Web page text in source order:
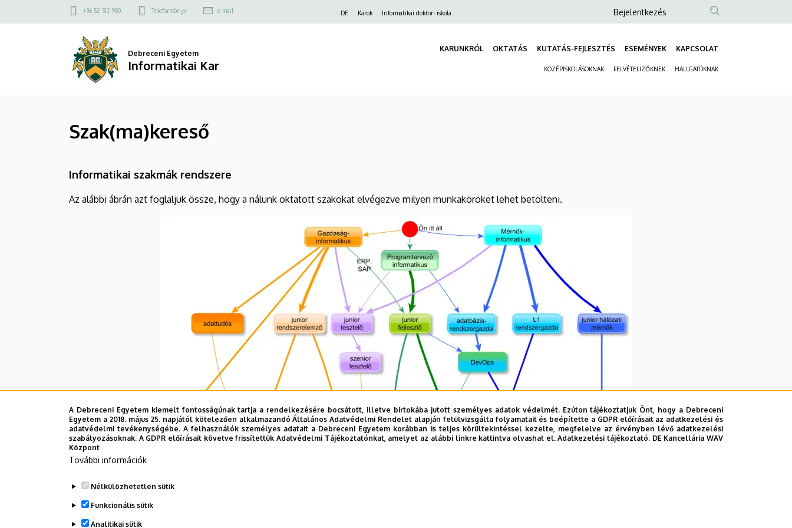
Szak(ma)kereső
Informatikai
a
Felső
menü
+36 52 512 900 Telefonkönyv e-mail DE Karok Informatikai doktori iskola
Anonim
fiók
menüje
Bejelentkezés
Debreceni Egyetem
Informatikai Kar
KARUNKRÓL OKTATÁS KUTATÁS-FEJLESZTÉS ESEMÉNYEK KAPCSOLAT
KÖZÉPISKOLÁSOKNAK FELVÉTELIZŐKNEK HALLGATÓKNAK
Szak(ma)kereső
Informatikai szakmák rendszere
Az alábbi ábrán azt foglaljuk össze, hogy a nálunk oktatott szakokat elvégezve milyen munkaköröket lehet betölteni.
Informatikus mint hiányszakma?
A Debreceni Egyetem kiemelt fontosságúnak tartja a rendelkezésére bocsátott, illetve birtokába jutott személyes adatok védelmét. Ezúton tájékoztatjuk Önt, hogy a Debreceni
Egyetem a 2018. május 25. napjától kötelezően alkalmazandó Általános Adatvédelmi Rendelet alapján felülvizsgálta folyamatait és beépítette a GDPR előírásait az adatkezelési és
adatvédelmi tevékenységébe. A felhasználók személyes adatait a Debreceni Egyetem korábban is teljes körültekintéssel kezelte, megfelelve az érvényben lévő adatkezelési
szabályozásoknak. A GDPR előírásait követve frissítettük Adatvédelmi Tájékoztatónkat, amelyet az alábbi linkre kattintva olvashat el:Adatkezelési tájékoztató. DE Kancellária WAV
Központ
További információk
Nélkülözhetetlen sütik
Funkcionális sütik
Analitikai sütik